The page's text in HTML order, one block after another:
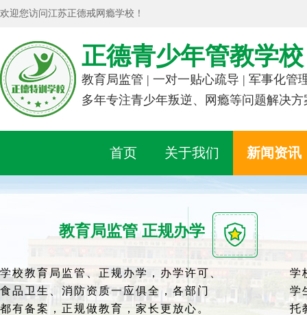
欢迎您访问江苏正德戒网瘾学校！
正德青少年管教学校
教育局监管 | 一对一贴心疏导 | 军事化管
多年专注青少年叛逆、网瘾等问题解决方
首页 关于我们 新闻资讯
教育局监管 正规办学
学校教育局监管、正规办学，办学许可、
食品卫生、消防资质一应俱全，各部门
都有备案，正规做教育，家长更放心。
学
学
托